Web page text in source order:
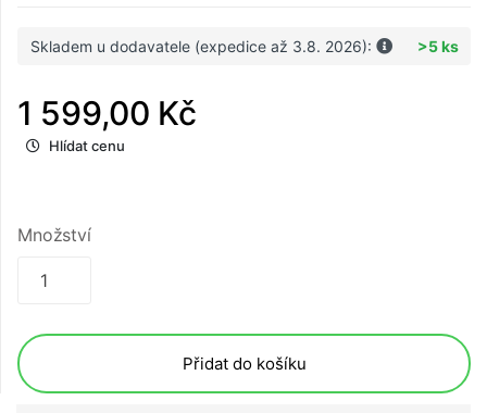
Skladem u dodavatele (expedice až 3.8. 2026): >5 ks
1 599,00 Kč
Hlídat cenu
Množství
Přidat do košíku